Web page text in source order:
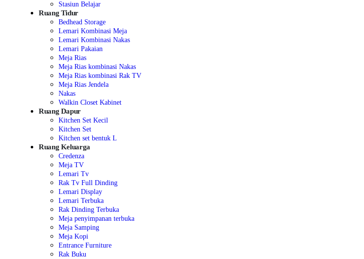
Stasiun Belajar
Ruang Tidur
Bedhead Storage
Lemari Kombinasi Meja
Lemari Kombinasi Nakas
Lemari Pakaian
Meja Rias
Meja Rias kombinasi Nakas
Meja Rias kombinasi Rak TV
Meja Rias Jendela
Nakas
Walkin Closet Kabinet
Ruang Dapur
Kitchen Set Kecil
Kitchen Set
Kitchen set bentuk L
Ruang Keluarga
Credenza
Meja TV
Lemari Tv
Rak Tv Full Dinding
Lemari Display
Lemari Terbuka
Rak Dinding Terbuka
Meja penyimpanan terbuka
Meja Samping
Meja Kopi
Entrance Furniture
Rak Buku